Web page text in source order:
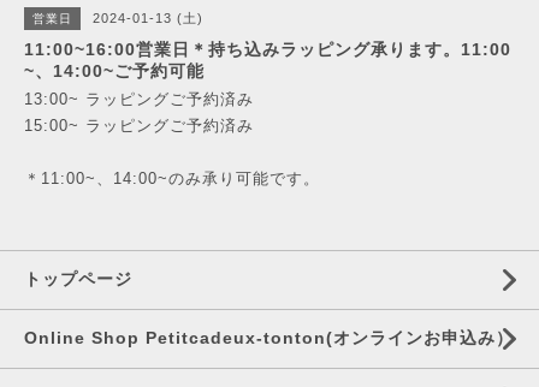
営業日 2024-01-13 (土)
11:00~16:00営業日＊持ち込みラッピング承ります。11:00
~、14:00~ご予約可能
13:00~ ラッピングご予約済み
15:00~ ラッピングご予約済み
＊11:00~、14:00~のみ承り可能です。
トップページ
Online Shop Petitcadeux-tonton(オンラインお申込み）